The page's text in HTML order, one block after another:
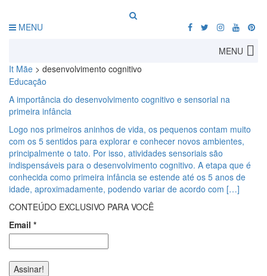
MENU
MENU
It Mãe > desenvolvimento cognitivo
Educação
A importância do desenvolvimento cognitivo e sensorial na
primeira infância
Logo nos primeiros aninhos de vida, os pequenos contam muito
com os 5 sentidos para explorar e conhecer novos ambientes,
principalmente o tato. Por isso, atividades sensoriais são
indispensáveis para o desenvolvimento cognitivo. A etapa que é
conhecida como primeira infância se estende até os 5 anos de
idade, aproximadamente, podendo variar de acordo com […]
CONTEÚDO EXCLUSIVO PARA VOCÊ
Email *